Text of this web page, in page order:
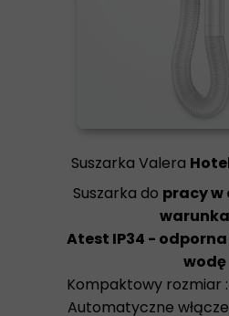
Suszarka Valera
Suszarka do pracy
Atest IP34 -
wodę
Kompaktowy rozmiar
Automatyczne